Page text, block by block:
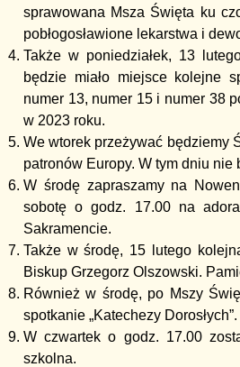
sprawowana Msza Święta ku
pobłogosławione lekarstwa i
Także w poniedziałek, 13
będzie miało miejsce kolejne
numer 13, numer 15 i numer 38
w 2023 roku.
We wtorek przeżywać będziemy
patronów Europy. W tym dniu
W środę zapraszamy na
sobotę o godz. 17.00 na
Sakramencie.
Także w środę, 15 lutego
Biskup Grzegorz Olszowski.
Również w środę, po Mszy
spotkanie „Katechezy Dorosłych”.
W czwartek o godz. 17.00
szkolna.